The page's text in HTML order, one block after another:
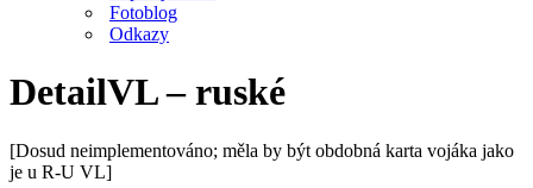
Fotoblog
Odkazy
DetailVL – ruské
[Dosud neimplementováno; měla by být obdobná karta vojáka jako
je u R-U VL]